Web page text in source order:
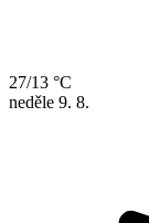
27/13 °C
neděle 9. 8.